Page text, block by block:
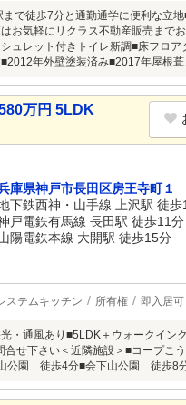
まで徒歩7分と通勤通学に便利な立
お気軽にリクラス不動産販売まで
ュレット付きトイレ新調■床フロ
年外壁塗装済み■2017年屋根
万円 5LDK
庫県神戸市長田区房王寺町１
下鉄西神・山手線 上沢駅 徒歩
戸電鉄有馬線 長田駅 徒歩11分
陽電鉄本線 大開駅 徒歩15分
ステムキッチン 所有権 即入居可
・通風あり■5LDK＋ウォークイン
合せ下さい＜近隣施設＞■コープ
公園 徒歩4分■会下山公園 徒歩8